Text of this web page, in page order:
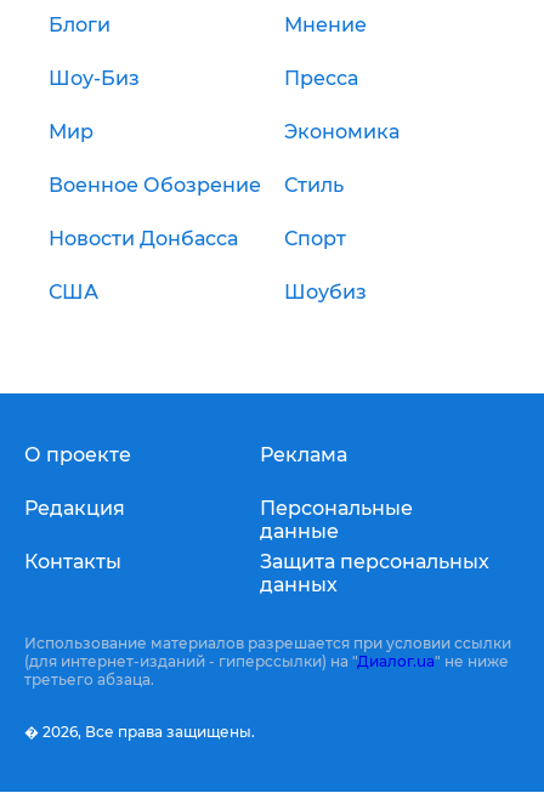
Блоги Мнение
Шоу-Биз Пресса
Мир Экономика
Военное Обозрение Стиль
Новости Донбасса Спорт
США Шоубиз
О проекте
Редакция
Контакты
Реклама
Персональные
данные
Защита персональных
данных
Использование материалов разрешается при условии ссылки
(для интернет-изданий - гиперссылки) на "Диалог.ua" не ниже
третьего абзаца.
� 2026, Все права защищены.